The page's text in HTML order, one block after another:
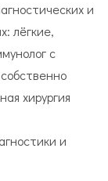
и
лёгкие,
с
хирургия
и